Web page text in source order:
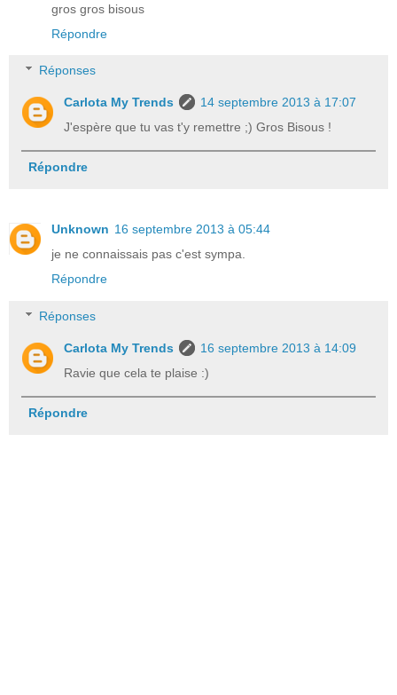
gros gros bisous
Répondre
Réponses
Carlota My Trends
14 septembre 2013 à 17:07
J'espère que tu vas t'y remettre ;) Gros Bisous !
Répondre
Unknown 16 septembre 2013 à 05:44
je ne connaissais pas c'est sympa.
Répondre
Réponses
Carlota My Trends
16 septembre 2013 à 14:09
Ravie que cela te plaise :)
Répondre